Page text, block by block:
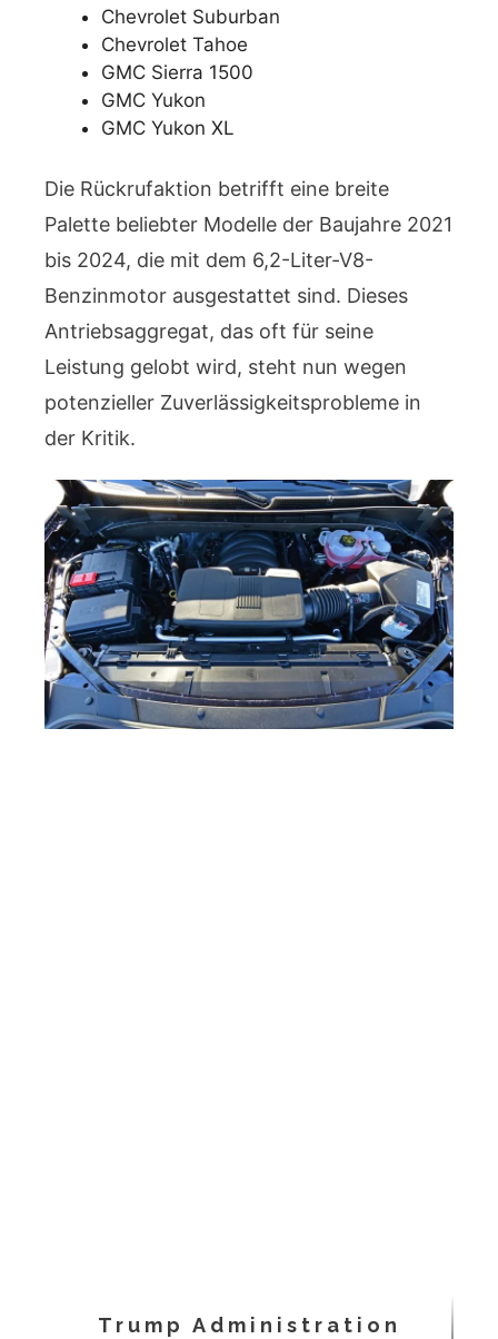
Chevrolet Suburban
Chevrolet Tahoe
GMC Sierra 1500
GMC Yukon
GMC Yukon XL
Die Rückrufaktion betrifft eine breite
Palette beliebter Modelle der Baujahre 2021
bis 2024, die mit dem 6,2-Liter-V8-
Benzinmotor ausgestattet sind. Dieses
Antriebsaggregat, das oft für seine
Leistung gelobt wird, steht nun wegen
potenzieller Zuverlässigkeitsprobleme in
der Kritik.
Trump Administration